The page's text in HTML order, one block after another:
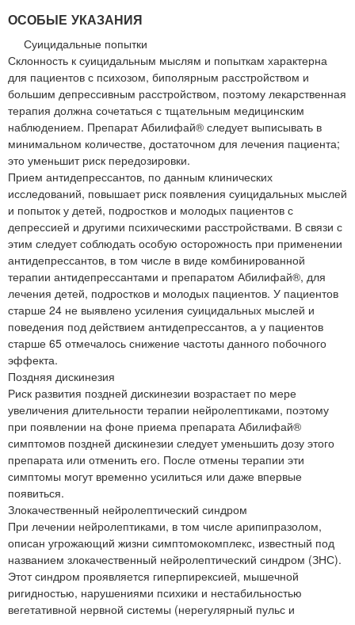
ОСОБЫЕ УКАЗАНИЯ
Суицидальные попытки
Склонность к суицидальным мыслям и попыткам характерна
для пациентов с психозом, биполярным расстройством и
большим депрессивным расстройством, поэтому лекарственная
терапия должна сочетаться с тщательным медицинским
наблюдением. Препарат Абилифай® следует выписывать в
минимальном количестве, достаточном для лечения пациента;
это уменьшит риск передозировки.
Прием антидепрессантов, по данным клинических
исследований, повышает риск появления суицидальных мыслей
и попыток у детей, подростков и молодых пациентов с
депрессией и другими психическими расстройствами. В связи с
этим следует соблюдать особую осторожность при применении
антидепрессантов, в том числе в виде комбинированной
терапии антидепрессантами и препаратом Абилифай®, для
лечения детей, подростков и молодых пациентов. У пациентов
старше 24 не выявлено усиления суицидальных мыслей и
поведения под действием антидепрессантов, а у пациентов
старше 65 отмечалось снижение частоты данного побочного
эффекта.
Поздняя дискинезия
Риск развития поздней дискинезии возрастает по мере
увеличения длительности терапии нейролептиками, поэтому
при появлении на фоне приема препарата Абилифай®
симптомов поздней дискинезии следует уменьшить дозу этого
препарата или отменить его. После отмены терапии эти
симптомы могут временно усилиться или даже впервые
появиться.
Злокачественный нейролептический синдром
При лечении нейролептиками, в том числе арипипразолом,
описан угрожающий жизни симптомокомплекс, известный под
названием злокачественный нейролептический синдром (ЗНС).
Этот синдром проявляется гиперпирексией, мышечной
ригидностью, нарушениями психики и нестабильностью
вегетативной нервной системы (нерегулярный пульс и